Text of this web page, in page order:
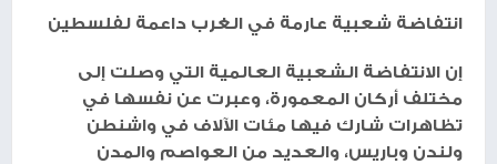
انتفاضة شعبية عارمة في الغرب داعمة لفلسطين
إن الانتفاضة الشعبية العالمية التي وصلت إلى
مختلف أركان المعمورة، وعبرت عن نفسها في
تظاهرات شارك فيها مئات الآلاف في واشنطن
ولندن وباريس، والعديد من العواصم والمدن